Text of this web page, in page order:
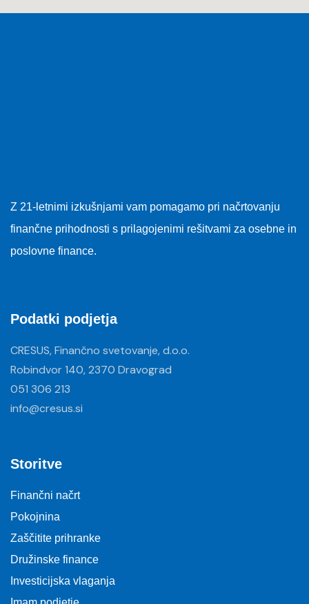
Z 21-letnimi izkušnjami vam pomagamo pri načrtovanju
finančne prihodnosti s prilagojenimi rešitvami za osebne in
poslovne finance.
Podatki podjetja
CRESUS, Finančno svetovanje, d.o.o.
Robindvor 140, 2370 Dravograd
051 306 213
info@cresus.si
Storitve
Finančni načrt
Pokojnina
Zaščitite prihranke
Družinske finance
Investicijska vlaganja